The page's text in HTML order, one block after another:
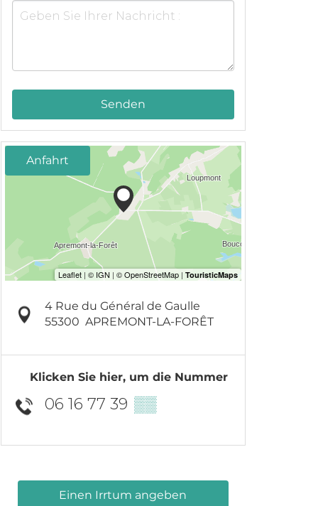
Senden
Anfahrt
4 Rue du Général de Gaulle
55300 APREMONT-LA-FORÊT
Klicken Sie hier, um die Nummer
06 16 77 39 ▒▒
Einen Irrtum angeben